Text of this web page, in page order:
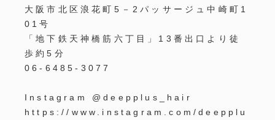
大阪市北区浪花町 5 － 2パッサージュ中崎町 1
01号
「地下鉄天神橋筋六丁目」 13 番出口より徒
歩約5 分
06-6485-3077
Instagram @deepplus_hair
https://www.instagram.com/deepplu